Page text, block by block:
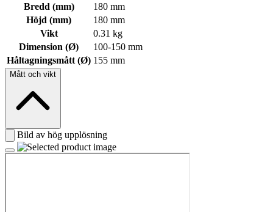
Bredd (mm)
180 mm
Höjd (mm)
180 mm
Vikt
0.31 kg
Dimension (Ø)
100-150 mm
Håltagningsmått (Ø) 155 mm
Mått och vikt
Bild av hög upplösning